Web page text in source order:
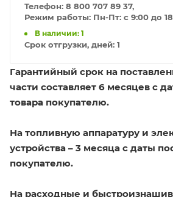
Телефон: 8 800 707 89 37,
Режим работы: Пн-Пт: с 9:00 до
В наличии: 1
Срок отгрузки, дней: 1
Гарантийный срок на
части составляет 6 месяцев с
товара покупателю.
На топливную аппаратуру и
устройства – 3 месяца с даты
покупателю.
На расходные и